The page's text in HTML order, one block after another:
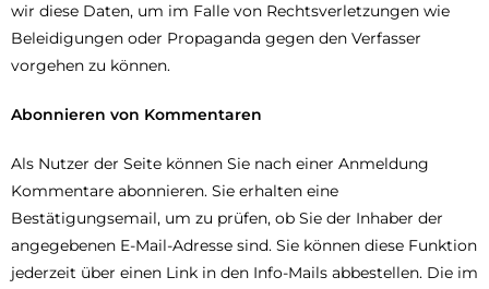
wir diese Daten, um im Falle von Rechtsverletzungen wie
Beleidigungen oder Propaganda gegen den Verfasser
vorgehen zu können.
Abonnieren von Kommentaren
Als Nutzer der Seite können Sie nach einer Anmeldung
Kommentare abonnieren. Sie erhalten eine
Bestätigungsemail, um zu prüfen, ob Sie der Inhaber der
angegebenen E-Mail-Adresse sind. Sie können diese Funktion
jederzeit über einen Link in den Info-Mails abbestellen. Die im